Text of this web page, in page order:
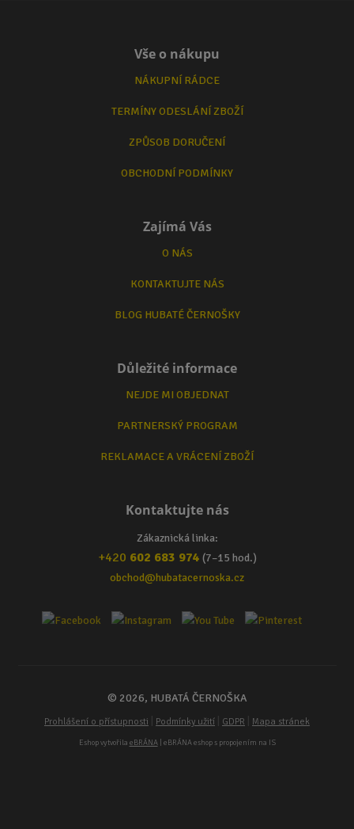
Vše o nákupu
NÁKUPNÍ RÁDCE
TERMÍNY ODESLÁNÍ ZBOŽÍ
ZPŮSOB DORUČENÍ
OBCHODNÍ PODMÍNKY
Zajímá Vás
O NÁS
KONTAKTUJTE NÁS
BLOG HUBATÉ ČERNOŠKY
Důležité informace
NEJDE MI OBJEDNAT
PARTNERSKÝ PROGRAM
REKLAMACE A VRÁCENÍ ZBOŽÍ
Kontaktujte nás
Zákaznická linka:
+420 602 683 974 (7–15 hod.)
obchod@hubatacernoska.cz
© 2026, HUBATÁ ČERNOŠKA
Prohlášení o přístupnosti Podmínky užití GDPR Mapa stránek
Eshop vytvořila eBRÁNA| eBRÁNA eshop s propojením na IS